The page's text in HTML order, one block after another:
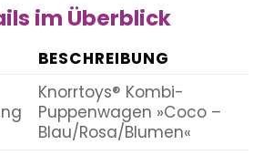
im Überblick
BESCHREIBUNG
Knorrtoys® Kombi-
Puppenwagen »Coco –
Blau/Rosa/Blumen«